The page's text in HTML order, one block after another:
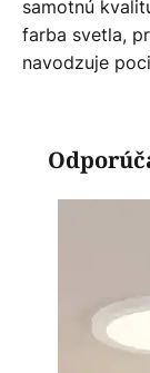
samotnú
farba svetla,
navodzuje